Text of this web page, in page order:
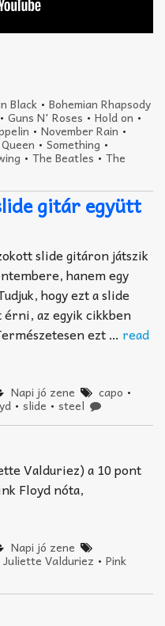
Black •Bohemian Rhapsody
• Guns N' Roses • Hold on •
• November Rain •
Queen • Something •
• The Beatles• The
gitár együtt
slide gitáron játszik
hanem egy
hogy ezt a slide
érni, az egyik cikkben
ezt … read
Napi jó zene capo •
• slide • steel
Valduriez) a 10 pont
Floyd nóta,
Napi jó zene
Juliette Valduriez • Pink